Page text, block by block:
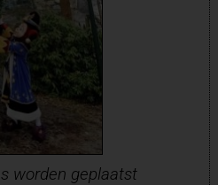
worden geplaatst